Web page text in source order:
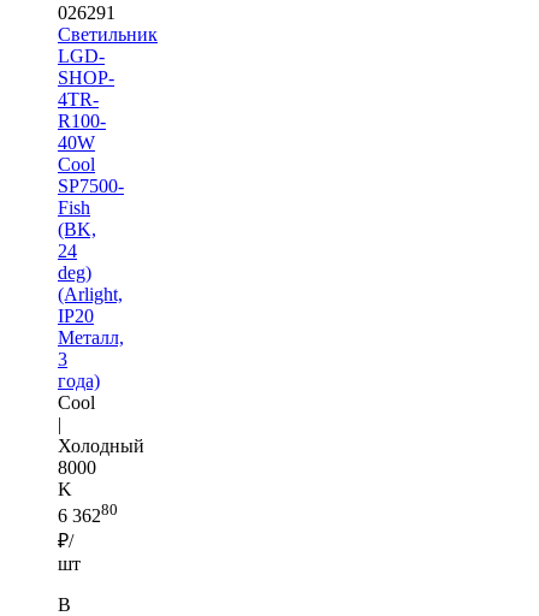
026291
Светильник
LGD-
SHOP-
4TR-
R100-
40W
Cool
SP7500-
Fish
(BK,
24
deg)
(Arlight,
IP20
Металл,
3
года)
Cool
|
Холодный
8000
K
6 36280
₽/
шт
В